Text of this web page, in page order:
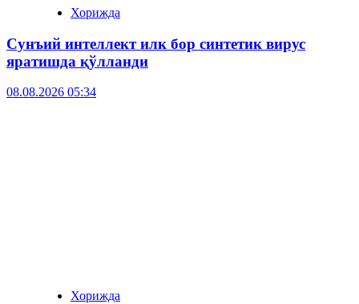
Хорижда
Сунъий интеллект илк бор синтетик вирус
яратишда қўлланди
08.08.2026 05:34
Хорижда